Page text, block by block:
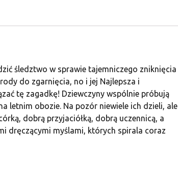
śledztwo w sprawie tajemniczego zniknięcia
do zgarnięcia, no i jej Najlepsza i
tę zagadkę! Dziewczyny wspólnie próbują
letnim obozie. Na pozór niewiele ich dzieli, ale
dobrą przyjaciółką, dobrą uczennicą, a
dręczącymi myślami, których spirala coraz